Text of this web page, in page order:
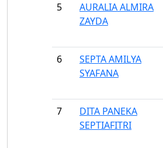
5
AURALIA ALMIRA
ZAYDA
6
SEPTA AMILYA
SYAFANA
7
DITA PANEKA
SEPTIAFITRI